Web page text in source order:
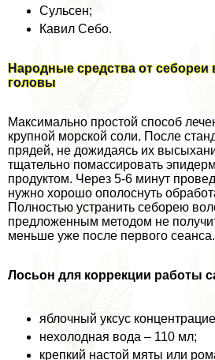
Сульсен;
Кавил Себо.
Народные средства от себореи
головы
Максимально простой способ
крупной морской соли. После
прядей, не дожидаясь их
тщательно помассировать
продуктом. Через 5-6 минут
нужно хорошо ополоснуть
Полностью устранить себорею
предложенным методом не
меньше уже после первого сеанса.
Лосьон для коррекции работы
яблочный уксус
нехолодная вода – 110 мл;
крепкий настой мяты или